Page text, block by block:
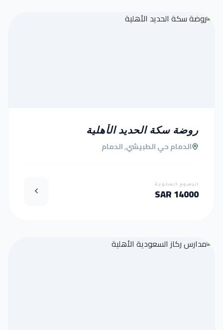
روضة سكة الحديد الأهلية
الدمام حي الطبيشي, الدمام
الرسوم السنوية
14000 SAR